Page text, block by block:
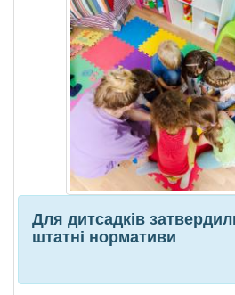
Для дитсадків
штатні нормативи